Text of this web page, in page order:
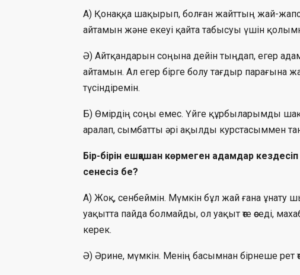
А) Қонаққа шақырып, болған жайттың жай-
айтамын және екеуі қайта табысуы үшін
Ә) Айтқандарын соңына дейін тыңдап, егер
айтамын. Ал егер бірге болу тағдыр парағына
түсіндіремін.
Б) Өмірдің соңы емес. Үйге құрбыларымды
аралап, сымбатты әрі ақылды курстасыммен
Бір-бірін ешқашан көрмеген адамдар
сенесіз бе?
А) Жоқ, сенбеймін. Мүмкін бұл жай ғана ұнату
уақытта пайда болмайды, ол уақыт өте өседі,
керек.
Ә) Әрине, мүмкін. Менің басымнан бірнеше рет